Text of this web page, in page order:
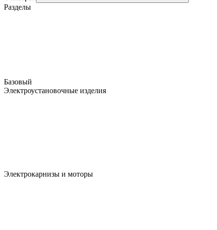
Разделы
Базовый
Электроустановочные изделия
Электрокарнизы и моторы